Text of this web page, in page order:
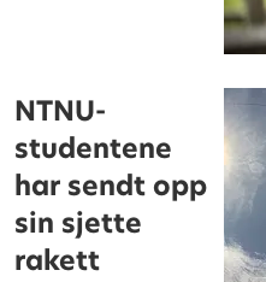
NTNU-
studentene
har sendt opp
sin sjette
rakett